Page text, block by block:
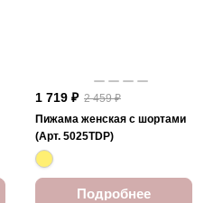
1 719 ₽ 2 459 ₽
Пижама женская с шортами
(Арт. 5025TDP)
Подробнее